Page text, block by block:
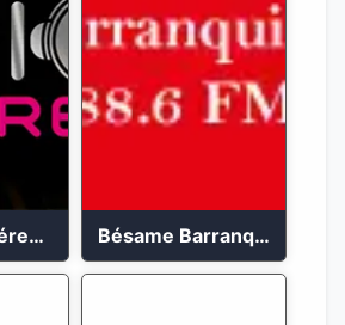
Tu Radio Estéreo 24/7 Bésame Barranquilla en vivo 88.6 FM